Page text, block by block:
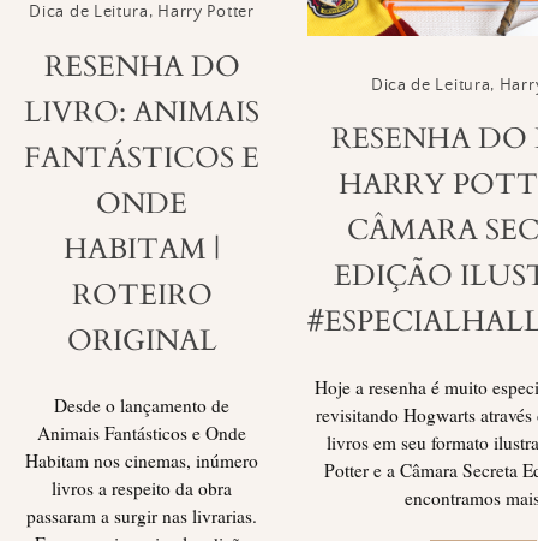
Dica de Leitura, Harry Potter
RESENHA DO
LIVRO: ANIMAIS
FANTÁSTICOS E
ONDE
HABITAM |
ROTEIRO
ORIGINAL
Desde o lançamento de
Animais Fantásticos e Onde
Habitam nos cinemas, inúmero
livros a respeito da obra
passaram a surgir nas livrarias.
Dica de Leitura,
RESENHA
HARRY
CÂMARA
EDIÇÃO
Hoje a resenha é muito
revisitando Hogwarts
livros em seu formato
Potter e a Câmara Secreta
encontramos